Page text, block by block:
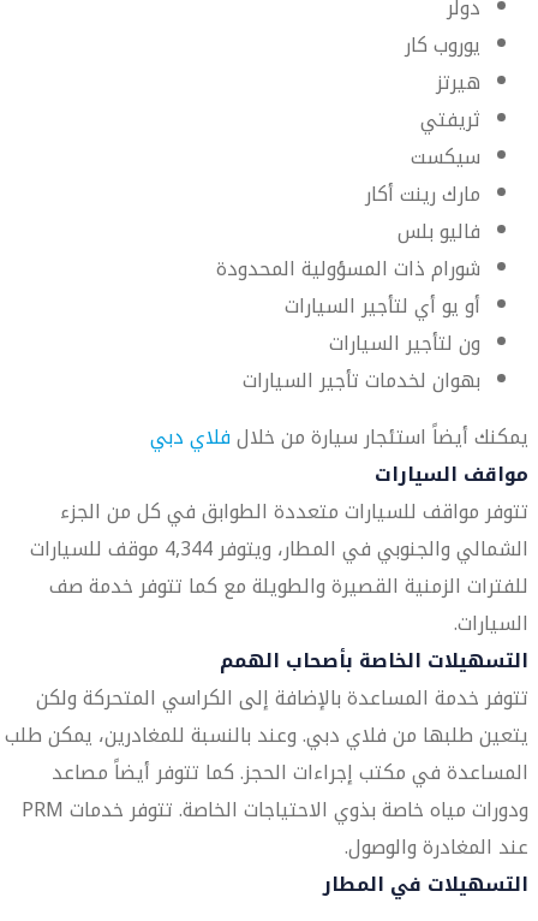
دولر
يوروب كار
هيرتز
ثريفتي
سيكست
مارك رينت أكار
فاليو بلس
شورام ذات المسؤولية المحدودة
أو يو أي لتأجير السيارات
ون لتأجير السيارات
بهوان لخدمات تأجير السيارات
يمكنك أيضاً استئجار سيارة من خلالفلاي دبي
مواقف السيارات
تتوفر مواقف للسيارات متعددة الطوابق في كل من الجزء
الشمالي والجنوبي في المطار، ويتوفر 4,344 موقف للسيارات
للفترات الزمنية القصيرة والطويلة مع كما تتوفر خدمة صف
السيارات.
التسهيلات الخاصة بأصحاب الهمم
تتوفر خدمة المساعدة بالإضافة إلى الكراسي المتحركة ولكن
يتعين طلبها من فلاي دبي. وعند بالنسبة للمغادرين، يمكن طلب
المساعدة في مكتب إجراءات الحجز. كما تتوفر أيضاً مصاعد
ودورات مياه خاصة بذوي الاحتياجات الخاصة. تتوفر خدمات PRM
عند المغادرة والوصول.
التسهيلات في المطار